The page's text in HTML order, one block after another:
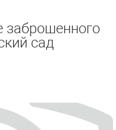
заброшенного
сад